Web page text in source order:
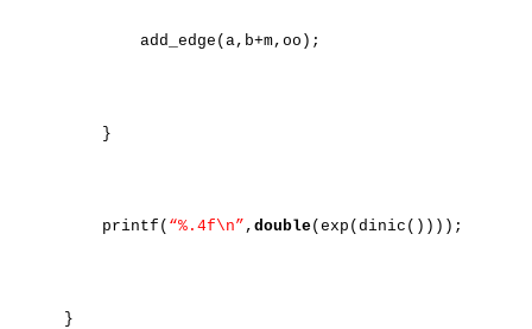
add_edge(a,b+m,oo);
}
printf( “%.4f\n” , double(exp(dinic())));
}